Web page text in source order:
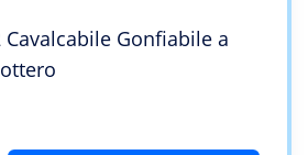
Cavalcabile Gonfiabile a